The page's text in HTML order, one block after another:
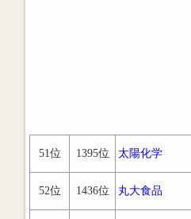
51位 1395位 太陽化学
52位 1436位 丸大食品